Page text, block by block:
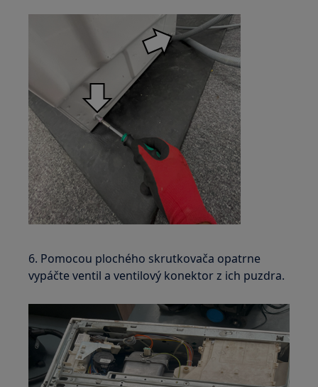
6. Pomocou plochého skrutkovača opatrne
vypáčte ventil a ventilový konektor z ich puzdra.